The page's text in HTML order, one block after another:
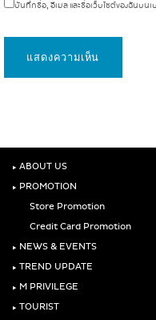
บันทึกชื่อ, อีเมล และชื่อเว็บไซต์ของฉันบนเ
‣ ABOUT US
‣ PROMOTION
Store Promotion
Credit Card Promotion
‣ NEWS & EVENTS
‣ TREND UPDATE
‣ M PRIVILEGE
‣ TOURIST